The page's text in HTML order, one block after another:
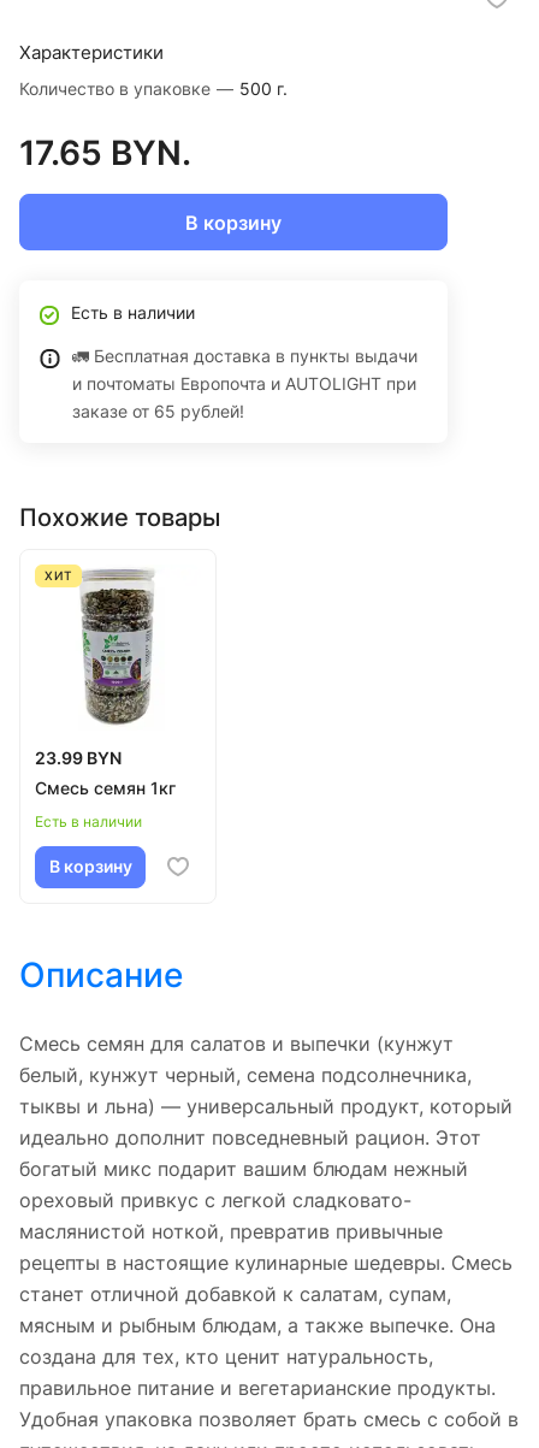
Характеристики
Количество в упаковке — 500 г.
17.65 BYN.
В корзину
Есть в наличии
🚛 Бесплатная доставка в пункты выдачи
и почтоматы Европочта и AUTOLIGHT при
заказе от 65 рублей!
Похожие товары
ХИТ
23.99 BYN
Смесь семян 1кг
Есть в наличии
В корзину
Описание
Смесь семян для салатов и выпечки (кунжут
белый, кунжут черный, семена подсолнечника,
тыквы и льна) — универсальный продукт, который
идеально дополнит повседневный рацион. Этот
богатый микс подарит вашим блюдам нежный
ореховый привкус с легкой сладковато-
маслянистой ноткой, превратив привычные
рецепты в настоящие кулинарные шедевры. Смесь
станет отличной добавкой к салатам, супам,
мясным и рыбным блюдам, а также выпечке. Она
создана для тех, кто ценит натуральность,
правильное питание и вегетарианские продукты.
Удобная упаковка позволяет брать смесь с собой в